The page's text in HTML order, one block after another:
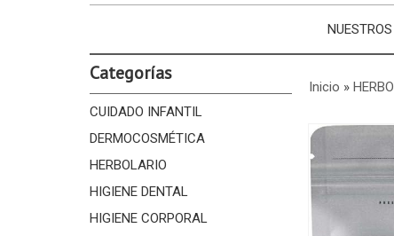
Categorías
CUIDADO INFANTIL
DERMOCOSMÉTICA
HERBOLARIO
HIGIENE DENTAL
HIGIENE CORPORAL
Inicio »